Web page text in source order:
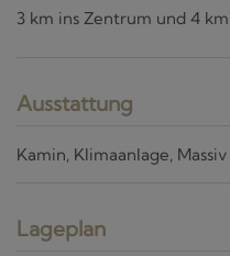
3 km ins Zentrum und 4
Ausstattung
Kamin Klimaanlage Massiv
Lageplan